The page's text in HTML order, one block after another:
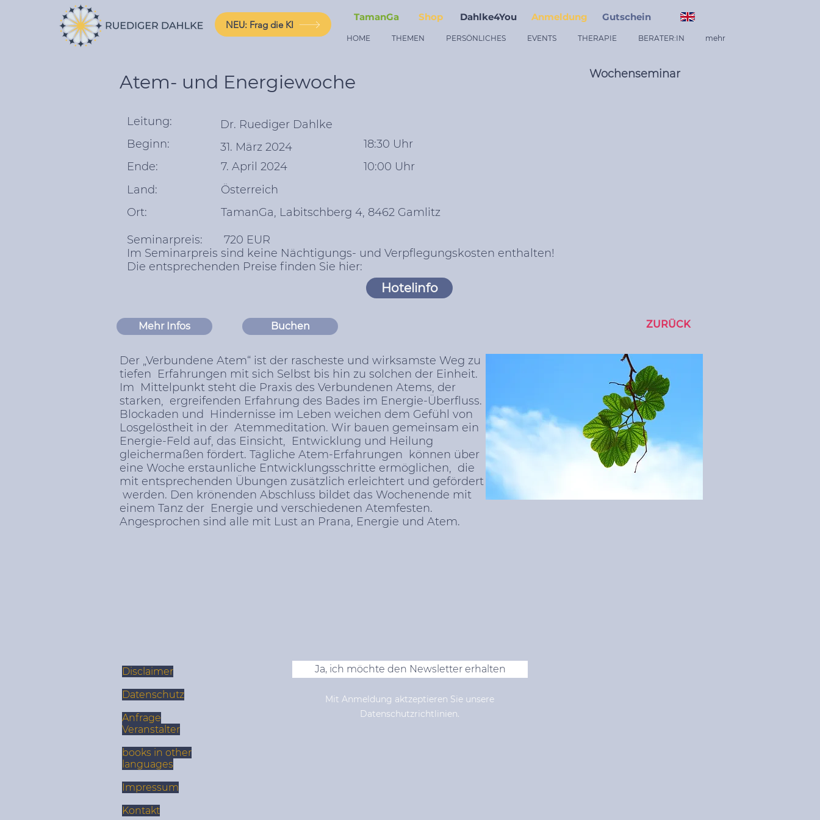
NEU: Frag die KI
TamanGa Shop Dahlke4You Anmeldung Gutschein
HOME THEMEN PERSÖNLICHES EVENTS THERAPIE BERATER:IN mehr
Atem- und Energiewoche Wochenseminar
Dr. Ruediger Dahlke
31. März 2024
Seminarpreis: 720 EUR
Im Seminarpreis sind keine Nächtigungs- und Verpflegungskosten enthalten!
Die entsprechenden Preise finden Sie hier:
Hotelinfo
Leitung:
Beginn:
Ende:
Land:
Ort:
7. April 2024
Österreich
18:30 Uhr
10:00 Uhr
TamanGa, Labitschberg 4, 8462 Gamlitz
Mehr Infos Buchen ZURÜCK
Der „Verbundene Atem“ ist der rascheste und wirksamste Weg zu
tiefen Erfahrungen mit sich Selbst bis hin zu solchen der Einheit.
Im Mittelpunkt steht die Praxis des Verbundenen Atems, der
starken, ergreifenden Erfahrung des Bades im Energie-Überfluss.
Blockaden und Hindernisse im Leben weichen dem Gefühl von
Losgelöstheit in der Atemmeditation. Wir bauen gemeinsam ein
Energie-Feld auf, das Einsicht, Entwicklung und Heilung
gleichermaßen fördert. Tägliche Atem-Erfahrungen können über
eine Woche erstaunliche Entwicklungsschritte ermöglichen, die
mit entsprechenden Übungen zusätzlich erleichtert und gefördert
werden. Den krönenden Abschluss bildet das Wochenende mit
einem Tanz der Energie und verschiedenen Atemfesten.
Angesprochen sind alle mit Lust an Prana, Energie und Atem.
Disclaimer
Datenschutz
Anfrage
Veranstalter
books in other
languages
Impressum
Kontakt
Ja, ich möchte den Newsletter erhalten
Mit Anmeldung aktzeptieren Sie unsere
Datenschutzrichtlinien.